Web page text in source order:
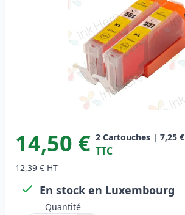
14,50 € 2 Cartouches | 7,25 €
TTC
12,39 € HT
En stock en Luxembourg
Quantité